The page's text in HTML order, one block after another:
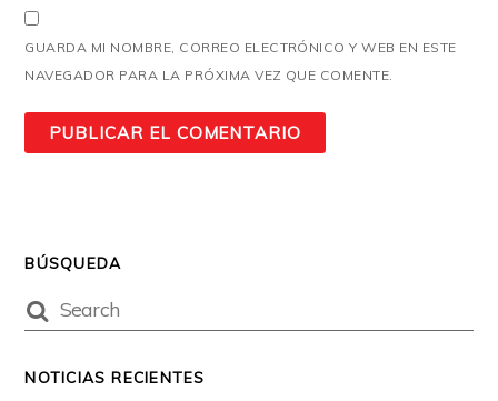
GUARDA MI NOMBRE, CORREO ELECTRÓNICO Y WEB EN ESTE
NAVEGADOR PARA LA PRÓXIMA VEZ QUE COMENTE.
BÚSQUEDA
NOTICIAS RECIENTES